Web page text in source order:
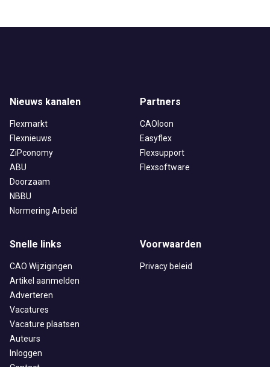
Nieuws kanalen
Flexmarkt
Flexnieuws
ZiPconomy
ABU
Doorzaam
NBBU
Normering Arbeid
Partners
CAOloon
Easyflex
Flexsupport
Flexsoftware
Snelle links
CAO Wijzigingen
Artikel aanmelden
Adverteren
Vacatures
Vacature plaatsen
Auteurs
Inloggen
Voorwaarden
Privacy beleid